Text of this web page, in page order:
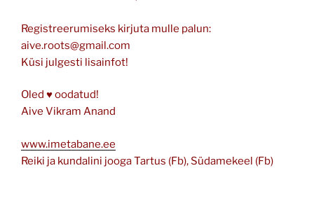
Registreerumiseks kirjuta mulle palun:
aive.roots@gmail.com
Küsi julgesti lisainfot!
Oled ♥ oodatud!
Aive Vikram Anand
www.imetabane.ee
Reiki ja kundalini jooga Tartus (Fb), Südamekeel (Fb)